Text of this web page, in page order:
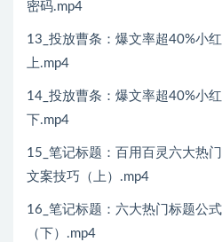
密码.mp4
13_投放曹条：爆文率超40%小
上.mp4
14_投放曹条：爆文率超40%小
下.mp4
15_笔记标题：百用百灵六大热
文案技巧（上）.mp4
16_笔记标题：六大热门标题公
（下）.mp4